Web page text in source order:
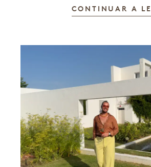
CONTINUAR A